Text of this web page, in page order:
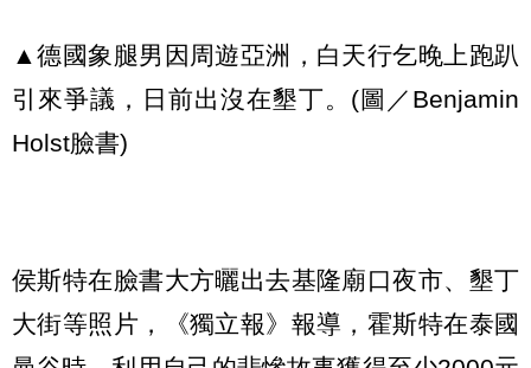
▲德國象腿男因周遊亞洲，白天行乞晚上跑趴
引來爭議，日前出沒在墾丁。(圖／Benjamin
Holst臉書)
侯斯特在臉書大方曬出去基隆廟口夜市、墾丁
大街等照片，《獨立報》報導，霍斯特在泰國